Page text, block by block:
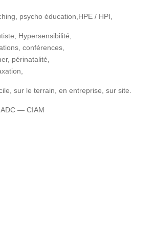
psycho éducation,HPE / HPI,
Hypersensibilité,
conférences,
périnatalité,
sur le terrain, en entreprise, sur site.
— CIAM